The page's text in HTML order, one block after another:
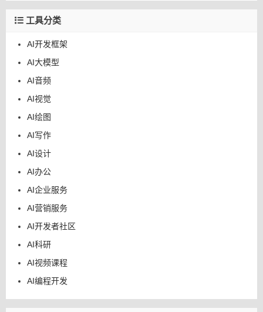
工具分类
AI开发框架
AI大模型
AI音频
AI视觉
AI绘图
AI写作
AI设计
AI办公
AI企业服务
AI营销服务
AI开发者社区
AI科研
AI视频课程
AI编程开发